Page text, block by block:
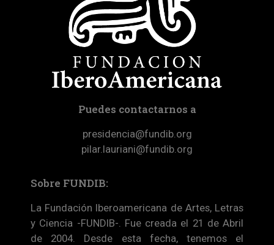
Puedes contactarnos a
presidencia@fundib.org
pilar.lauriani@fundib.org
Sobre FUNDIB:
La Fundación Iberoamericana de Artes, Letras
y Ciencia -FUNDIB-. Fue creada el 21 de Abril
de 2004. Desde esta fecha, tenemos el